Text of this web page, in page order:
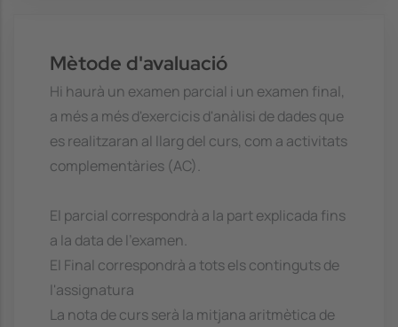
Mètode d'avaluació
Hi haurà un examen parcial i un examen final,
a més a més d'exercicis d'anàlisi de dades que
es realitzaran al llarg del curs, com a activitats
complementàries (AC).
El parcial correspondrà a la part explicada fins
a la data de l'examen.
El Final correspondrà a tots els continguts de
l'assignatura
La nota de curs serà la mitjana aritmètica de